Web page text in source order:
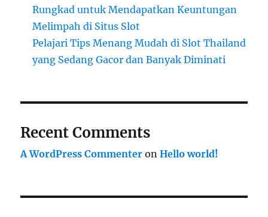
Rungkad untuk Mendapatkan Keuntungan
Melimpah di Situs Slot
Pelajari Tips Menang Mudah di Slot Thailand
yang Sedang Gacor dan Banyak Diminati
Recent Comments
A WordPress Commenter onHello world!